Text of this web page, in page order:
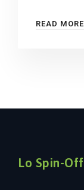
READ MORE
Lo Spin-Off